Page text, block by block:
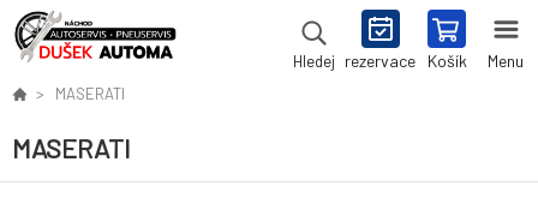
Hledej rezervace Košík Menu
MASERATI
MASERATI